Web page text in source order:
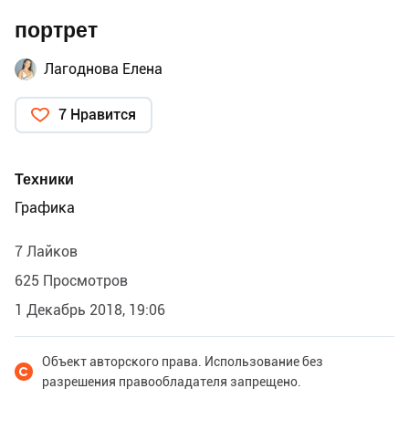
портрет
Лагоднова Елена
7 Нравится
Техники
Графика
7 Лайков
625 Просмотров
1 Декабрь 2018, 19:06
Объект авторского права. Использование без
разрешения правообладателя запрещено.